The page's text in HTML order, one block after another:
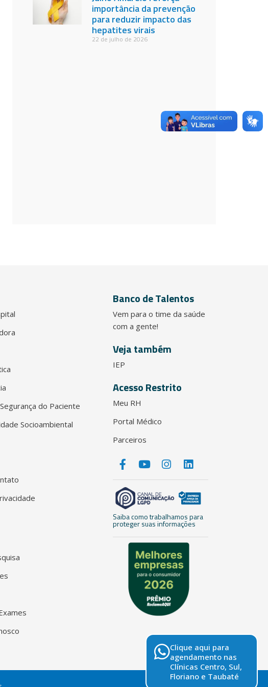
importância da prevenção
para reduzir impacto das
hepatites virais
22 de julho de 2026
do Paciente
Socioambiental
Banco de Talentos
Vem para o time da saúde
com a gente!
Veja também
IEP
Acesso Restrito
Meu RH
Portal Médico
Parceiros
Saiba como trabalhamos para
proteger suas informações
Clique aqui para
agendamento nas
Clínicas Centro, Sul,
Floriano e Taubaté